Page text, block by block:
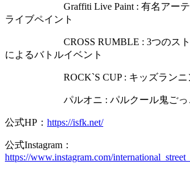
Graffiti Live Paint : 有名アーティ
ライブペイント
CROSS RUMBLE : 3つのストリ
によるバトルイベント
ROCK`S CUP : キッズランニン
パルオニ : パルクール鬼ごっこ
公式HP： https://isfk.net/
公式Instagram：
https://www.instagram.com/